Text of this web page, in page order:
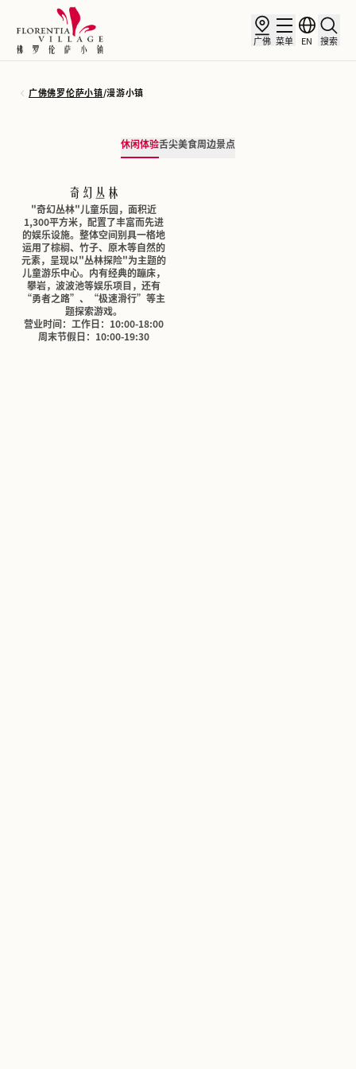
广佛 菜单 EN 搜索
广佛佛罗伦萨小镇/漫游小镇
休闲体验舌尖美食周边景点
奇幻丛林
"奇幻丛林"儿童乐园，面积近
1,300平方米，配置了丰富而先进
的娱乐设施。整体空间别具一格地
运用了棕榈、竹子、原木等自然的
元素，呈现以"丛林探险"为主题的
儿童游乐中心。内有经典的蹦床，
攀岩，波波池等娱乐项目，还有
“勇者之路”、“极速滑行”等主
题探索游戏。
营业时间：工作日：10:00-18:00
周末节假日：10:00-19:30